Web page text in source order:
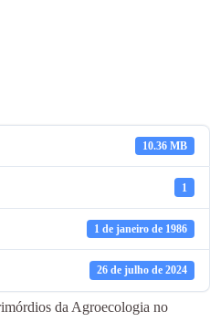
10.36 MB
1
1 de janeiro de 1986
26 de julho de 2024
da Agroecologia no